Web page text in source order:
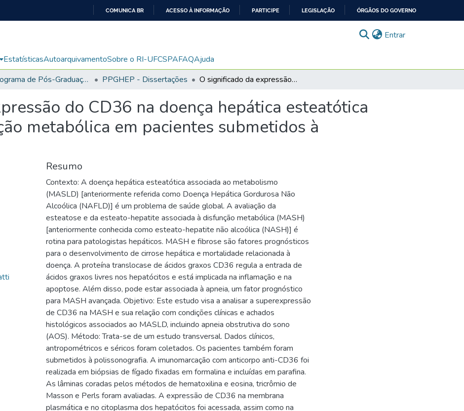
CONTEÚDO
COMUNICA BR ACESSO À INFORMAÇÃO PARTICIPE LEGISLAÇÃO ÓRGÃOS DO GOVERNO
Entrar(current)
EstatísticasAutoarquivamentoSobre o RI-UFCSPAFAQAjuda
Programa de Pós-Graduação em Medicina: Hepatologia PPGHEP - Dissertações O significado da expressão do CD36 na doença hepática esteatótica associada a disfunção metabólica em pacientes submetidos à polissonografia
do CD36 na doença hepática esteatótica
metabólica em pacientes submetidos à
Resumo
Contexto: A doença hepática esteatótica associada ao metabolismo
(MASLD) [anteriormente referida como Doença Hepática Gordurosa Não
Alcoólica (NAFLD)] é um problema de saúde global. A avaliação da
esteatose e da esteato-hepatite associada à disfunção metabólica (MASH)
[anteriormente conhecida como esteato-hepatite não alcoólica (NASH)] é
rotina para patologistas hepáticos. MASH e fibrose são fatores prognósticos
para o desenvolvimento de cirrose hepática e mortalidade relacionada à
doença. A proteína translocase de ácidos graxos CD36 regula a entrada de
ácidos graxos livres nos hepatócitos e está implicada na inflamação e na
apoptose. Além disso, pode estar associada à apneia, um fator prognóstico
para MASH avançada. Objetivo: Este estudo visa a analisar a superexpressão
de CD36 na MASH e sua relação com condições clínicas e achados
histológicos associados ao MASLD, incluindo apneia obstrutiva do sono
(AOS). Método: Trata-se de um estudo transversal. Dados clínicos,
antropométricos e séricos foram coletados. Os pacientes também foram
submetidos à polissonografia. A imunomarcação com anticorpo anti-CD36 foi
realizada em biópsias de fígado fixadas em formalina e incluídas em parafina.
As lâminas coradas pelos métodos de hematoxilina e eosina, tricrômio de
Masson e Perls foram avaliadas. A expressão de CD36 na membrana
plasmática e no citoplasma dos hepatócitos foi acessada, assim como na